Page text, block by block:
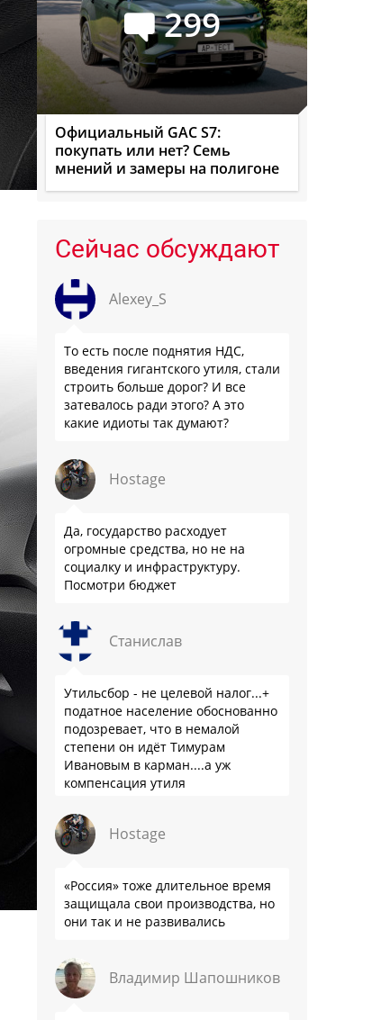
299
Официальный GAC S7:
покупать или нет? Семь
мнений и замеры на полигоне
Сейчас обсуждают
Alexey_S
То есть после поднятия НДС,
введения гигантского утиля, стали
строить больше дорог? И все
затевалось ради этого? А это
какие идиоты так думают?
Hostage
Да, государство расходует
огромные средства, но не на
социалку и инфраструктуру.
Посмотри бюджет
Станислав
Утильсбор - не целевой налог...+
податное население обоснованно
подозревает, что в немалой
степени он идёт Тимурам
Ивановым в карман....а уж
компенсация утиля
что прям эталон коррупции
Hostage
«Россия» тоже длительное время
защищала свои производства, но
они так и не развивались
Владимир Шапошников